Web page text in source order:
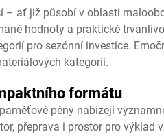
– ať již působí v oblasti
hodnoty a praktické
pro sezónní investice.
kategorií.
formátu
pěny nabízejí
přeprava i prostor pro výklad